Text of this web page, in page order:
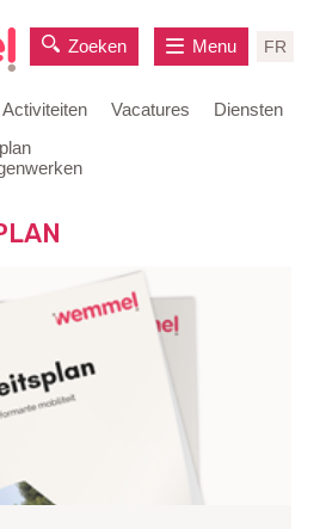
Activiteiten Vacatures
Diensten
Zoeken FR
Menu